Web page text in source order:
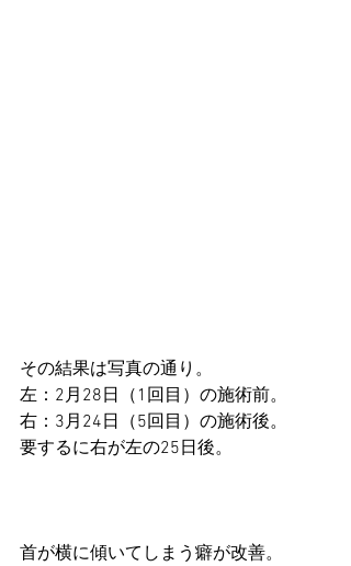
その結果は写真の通り。
左：2月28日（1回目）の施術前。
右：3月24日（5回目）の施術後。
要するに右が左の25日後。
首が横に傾いてしまう癖が改善。